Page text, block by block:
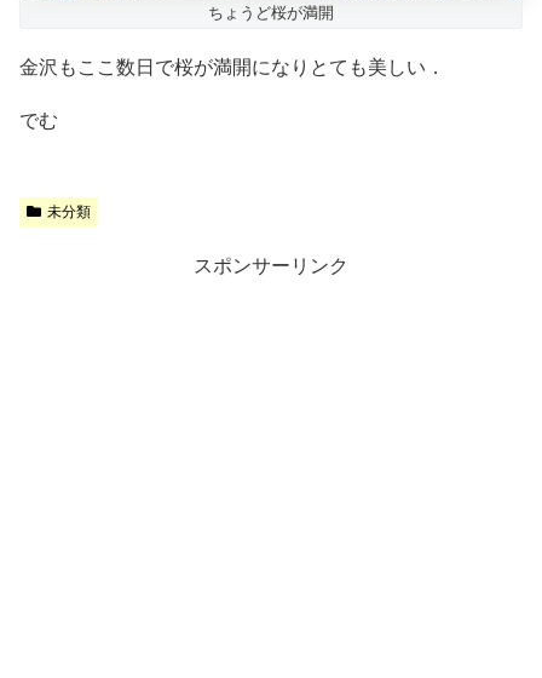
ちょうど桜が満開
金沢もここ数日で桜が満開になりとても美しい．
でむ
未分類
スポンサーリンク